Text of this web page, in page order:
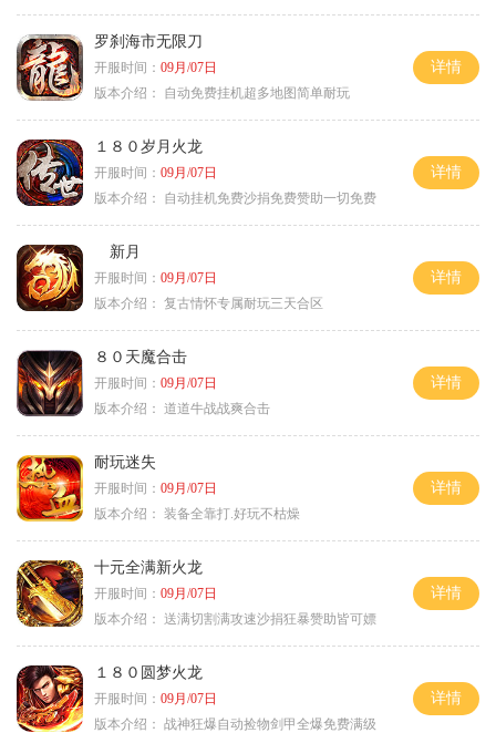
罗刹海市无限刀
开服时间： 09月/07日
版本介绍：
自动免费挂机超多地图简单耐玩
详情
１８０岁月火龙
开服时间： 09月/07日
版本介绍：
自动挂机免费沙捐免费赞助一切免费
详情
新月
开服时间： 09月/07日
版本介绍： 复古情怀专属耐玩三天合区
详情
８０天魔合击
开服时间： 09月/07日
版本介绍： 道道牛战战爽合击
详情
耐玩迷失
开服时间： 09月/07日
版本介绍： 装备全靠打.好玩不枯燥
详情
十元全满新火龙
开服时间： 09月/07日
版本介绍： 送满切割满攻速沙捐狂暴赞助皆可嫖
详情
１８０圆梦火龙
开服时间： 09月/07日
版本介绍： 战神狂爆自动捡物剑甲全爆免费满级
详情